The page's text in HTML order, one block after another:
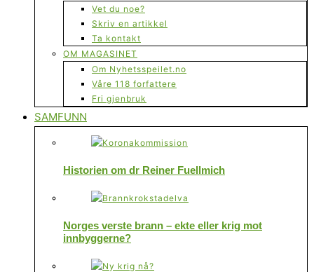
Vet du noe?
Skriv en artikkel
Ta kontakt
OM MAGASINET
Om Nyhetsspeilet.no
Våre 118 forfattere
Fri gjenbruk
SAMFUNN
Historien om dr Reiner Fuellmich
Norges verste brann – ekte eller krig mot
innbyggerne?